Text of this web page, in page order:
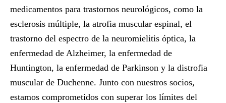
medicamentos para trastornos neurológicos, como la
esclerosis múltiple, la atrofia muscular espinal, el
trastorno del espectro de la neuromielitis óptica, la
enfermedad de Alzheimer, la enfermedad de
Huntington, la enfermedad de Parkinson y la distrofia
muscular de Duchenne. Junto con nuestros socios,
estamos comprometidos con superar los límites del